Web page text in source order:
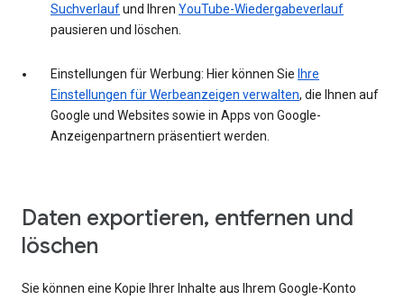
Suchverlaufund Ihren YouTube-Wiedergabeverlauf
pausieren und löschen.
Einstellungen für Werbung: Hier können Sie Ihre
Einstellungen für Werbeanzeigen verwalten, die Ihnen auf
Google und Websites sowie in Apps von Google-
Anzeigenpartnern präsentiert werden.
Daten exportieren, entfernen und
löschen
Sie können eine Kopie Ihrer Inhalte aus Ihrem Google-Konto